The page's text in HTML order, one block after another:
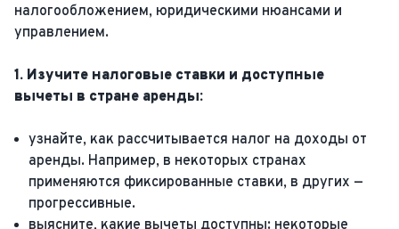
налогообложением, юридическими нюансами и
управлением.
1. Изучите налоговые ставки и доступные
вычеты в стране аренды:
узнайте, как рассчитывается налог на доходы от
аренды. Например, в некоторых странах
применяются фиксированные ставки, в других —
прогрессивные.
выясните, какие вычеты доступны: некоторые